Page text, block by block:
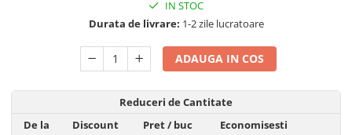
Radiatoare si Seminee electrice
Tapet 3D Autoadeziv
Uscatoare si Standere Haine
Articole pentru Gradina si Bricolaj
IN STOC
Durata de livrare: 1-2 zile lucratoare
ADAUGA IN COS
Reduceri de Cantitate
De la
Discount Pret/ buc
Economisesti